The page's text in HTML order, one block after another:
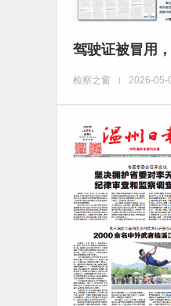
驾驶证被冒用
检察之窗 | 2026-05-